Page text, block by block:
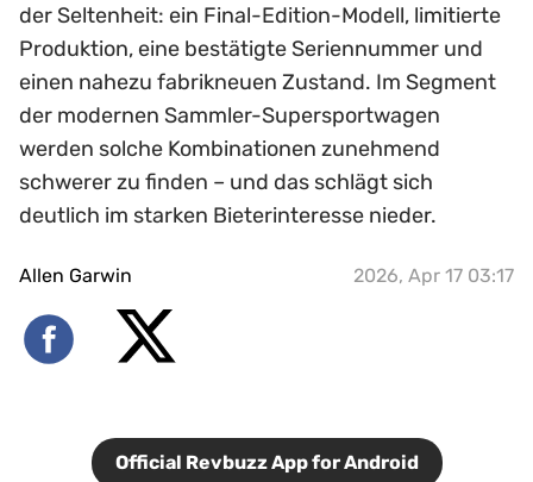
der Seltenheit: ein Final-Edition-Modell, limitierte
Produktion, eine bestätigte Seriennummer und
einen nahezu fabrikneuen Zustand. Im Segment
der modernen Sammler-Supersportwagen
werden solche Kombinationen zunehmend
schwerer zu finden – und das schlägt sich
deutlich im starken Bieterinteresse nieder.
Allen Garwin 2026, Apr 17 03:17
Official Revbuzz App for Android